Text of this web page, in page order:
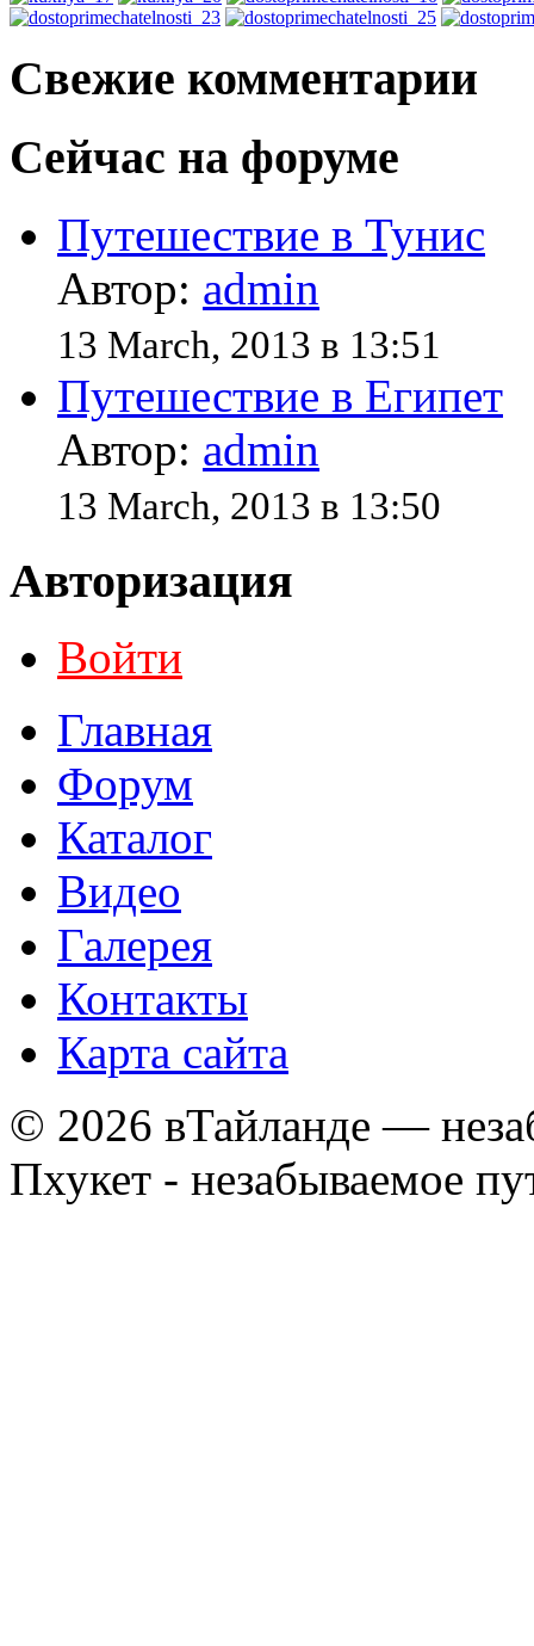
Свежие комментарии
Сейчас на форуме
Путешествие в Тунис
Автор: admin
13 March, 2013 в 13:51
Путешествие в Египет
Автор: admin
13 March, 2013 в 13:50
Авторизация
Войти
Главная
Форум
Каталог
Видео
Галерея
Контакты
Карта сайта
© 2026 вТайланде —
Пхукет - незабываемое